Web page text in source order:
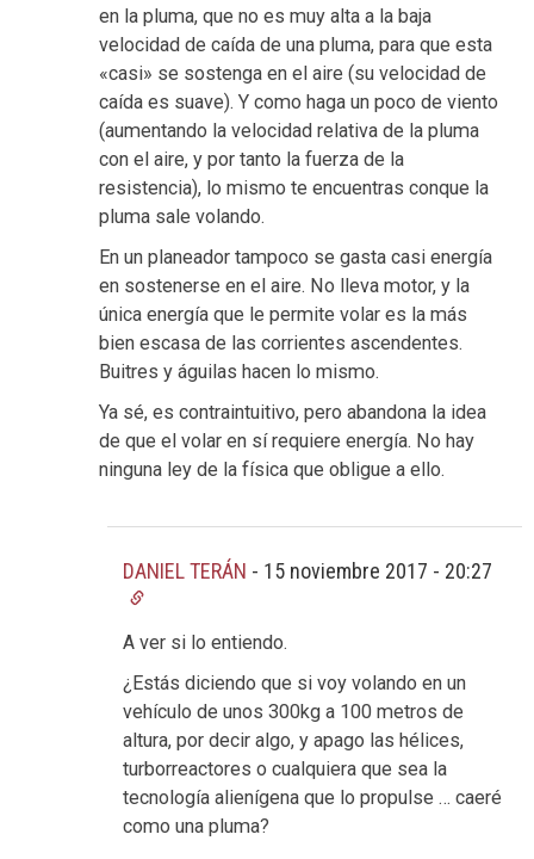
en la pluma, que no es muy alta a la baja
velocidad de caída de una pluma, para que esta
«casi» se sostenga en el aire (su velocidad de
caída es suave). Y como haga un poco de viento
(aumentando la velocidad relativa de la pluma
con el aire, y por tanto la fuerza de la
resistencia), lo mismo te encuentras conque la
pluma sale volando.
En un planeador tampoco se gasta casi energía
en sostenerse en el aire. No lleva motor, y la
única energía que le permite volar es la más
bien escasa de las corrientes ascendentes.
Buitres y águilas hacen lo mismo.
Ya sé, es contraintuitivo, pero abandona la idea
de que el volar en sí requiere energía. No hay
ninguna ley de la física que obligue a ello.
DANIEL TERÁN - 15 noviembre 2017 - 20:27
A ver si lo entiendo.
¿Estás diciendo que si voy volando en un
vehículo de unos 300kg a 100 metros de
altura, por decir algo, y apago las hélices,
turborreactores o cualquiera que sea la
tecnología alienígena que lo propulse … caeré
como una pluma?